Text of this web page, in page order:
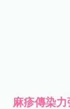
麻疹傳染